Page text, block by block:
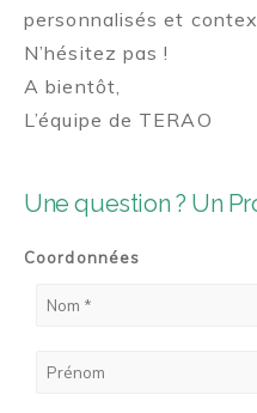
Une question ? Un
Coordonnées
personnalisés et
N’hésitez pas !
A bientôt,
L’équipe de TERAO